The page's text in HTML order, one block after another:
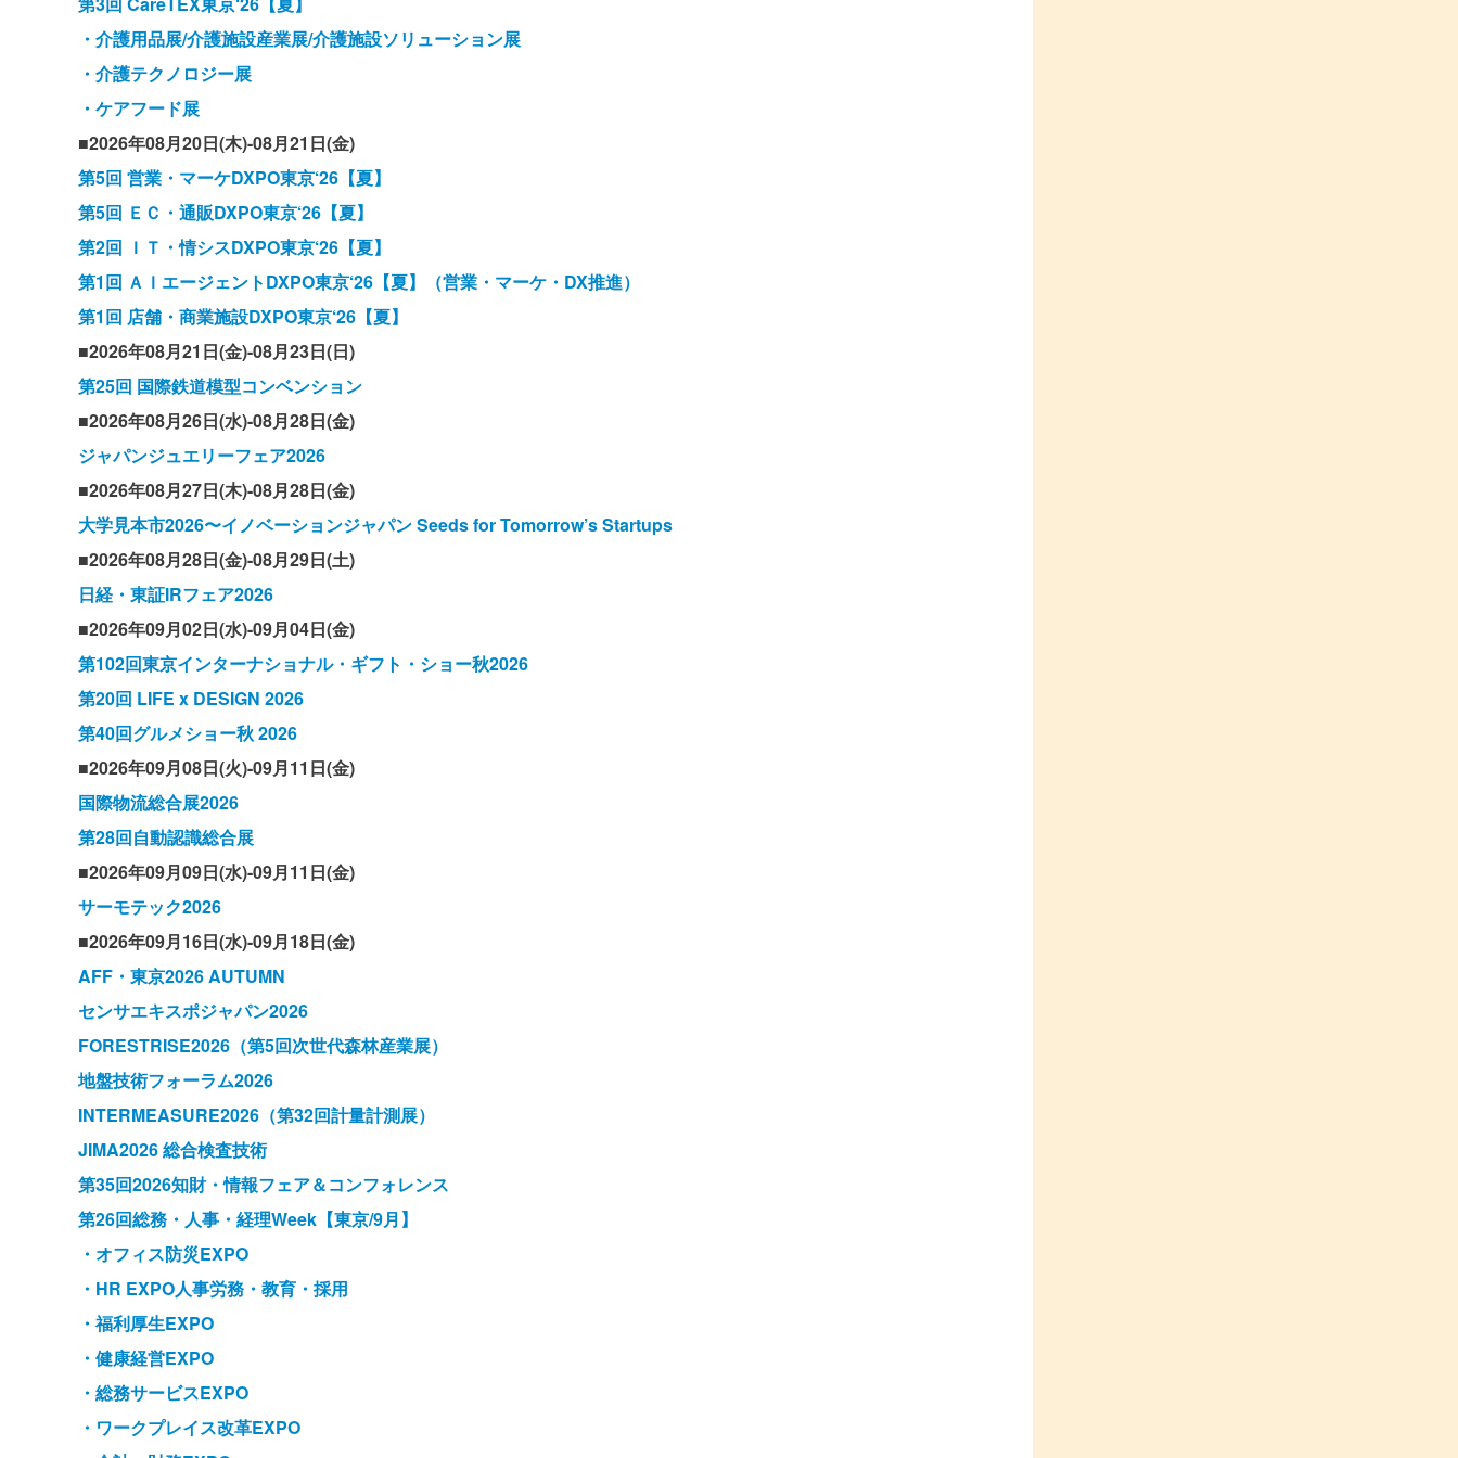
・介護用品展/介護施設産業展/介護施設ソリューション展
・介護テクノロジー展
・ケアフード展
■2026年08月20日(木)-08月21日(金)
第5回 営業・マーケDXPO東京‘26【夏】
第5回 ＥＣ・通販DXPO東京‘26【夏】
第2回 ＩＴ・情シスDXPO東京‘26【夏】
第1回 ＡＩエージェントDXPO東京‘26【夏】（営業・マーケ・DX推進）
第1回 店舗・商業施設DXPO東京‘26【夏】
■2026年08月21日(金)-08月23日(日)
第25回 国際鉄道模型コンベンション
■2026年08月26日(水)-08月28日(金)
ジャパンジュエリーフェア2026
■2026年08月27日(木)-08月28日(金)
大学見本市2026〜イノベーションジャパン Seeds for Tomorrow’s Startups
■2026年08月28日(金)-08月29日(土)
日経・東証IRフェア2026
■2026年09月02日(水)-09月04日(金)
第102回東京インターナショナル・ギフト・ショー秋2026
第20回 LIFE x DESIGN 2026
第40回グルメショー秋 2026
■2026年09月08日(火)-09月11日(金)
国際物流総合展2026
第28回自動認識総合展
■2026年09月09日(水)-09月11日(金)
サーモテック2026
■2026年09月16日(水)-09月18日(金)
AFF・東京2026 AUTUMN
センサエキスポジャパン2026
FORESTRISE2026（第5回次世代森林産業展）
地盤技術フォーラム2026
INTERMEASURE2026（第32回計量計測展）
JIMA2026 総合検査技術
第35回2026知財・情報フェア＆コンフォレンス
第26回総務・人事・経理Week【東京/9月】
・オフィス防災EXPO
・HR EXPO人事労務・教育・採用
・福利厚生EXPO
・健康経営EXPO
・総務サービスEXPO
・ワークプレイス改革EXPO